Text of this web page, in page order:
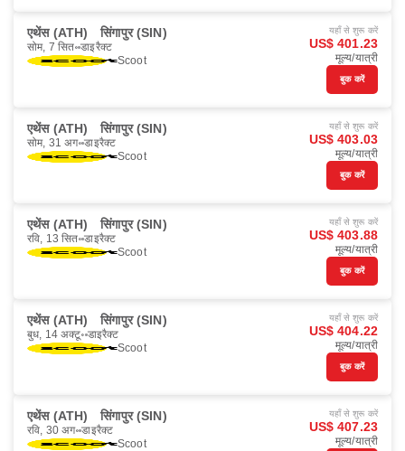
एथेंस (ATH) सिंगापुर (SIN)
सोम, 7 सित॰ डाइरैक्ट
Scoot
यहाँ से शुरू करें
US$ 401.23
मूल्य/यात्री
बुक करें
एथेंस (ATH) सिंगापुर (SIN)
सोम, 31 अग॰ डाइरैक्ट
Scoot
यहाँ से शुरू करें
US$ 403.03
मूल्य/यात्री
बुक करें
एथेंस (ATH) सिंगापुर (SIN)
रवि, 13 सित॰ डाइरैक्ट
Scoot
यहाँ से शुरू करें
US$ 403.88
मूल्य/यात्री
बुक करें
एथेंस (ATH) सिंगापुर (SIN)
बुध, 14 अक्टू॰ डाइरैक्ट
Scoot
यहाँ से शुरू करें
US$ 404.22
मूल्य/यात्री
बुक करें
एथेंस (ATH) सिंगापुर (SIN)
रवि, 30 अग॰ डाइरैक्ट
Scoot
यहाँ से शुरू करें
US$ 407.23
मूल्य/यात्री